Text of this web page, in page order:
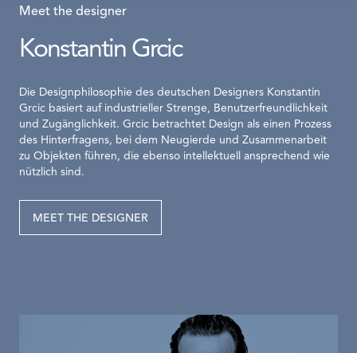
Meet the designer
Konstantin Grcic
Die Designphilosophie des deutschen Designers Konstantin
Grcic basiert auf industrieller Strenge, Benutzerfreundlichkeit
und Zugänglichkeit. Grcic betrachtet Design als einen Prozess
des Hinterfragens, bei dem Neugierde und Zusammenarbeit
zu Objekten führen, die ebenso intellektuell ansprechend wie
nützlich sind.
MEET THE DESIGNER